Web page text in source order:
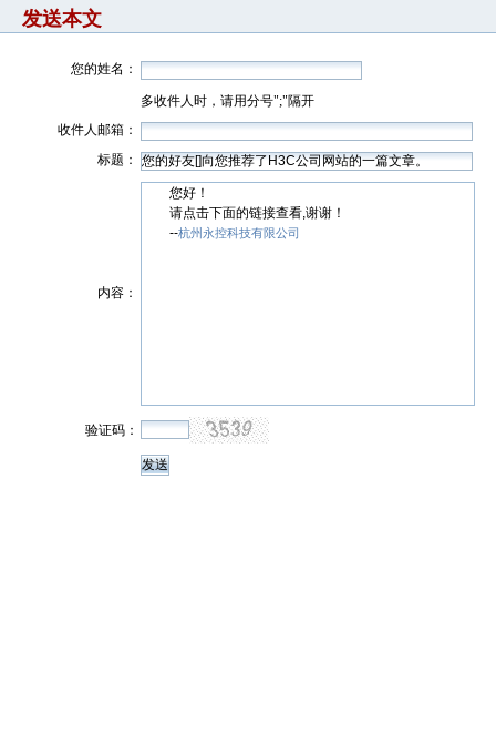
发送本文
您的姓名：
多收件人时，请用分号";"隔开
收件人邮箱：
标题：
内容：
您好！
请点击下面的链接查看,谢谢！
--杭州永控科技有限公司
验证码：